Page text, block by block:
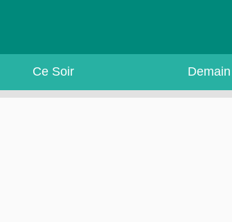
Ce Soir Demain